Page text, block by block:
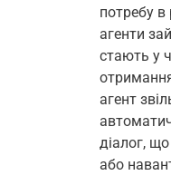
потребу в
агенти
стають у
агент
діалог,
або